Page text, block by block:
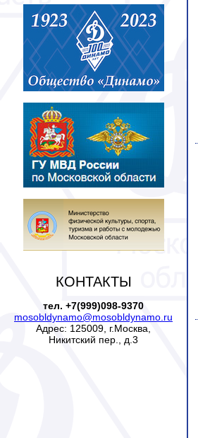
КОНТАКТЫ
тел. +7(999)098-9370
mosobldynamo@mosobldynamo.ru
Адрес: 125009, г.Москва,
Никитский пер., д.3